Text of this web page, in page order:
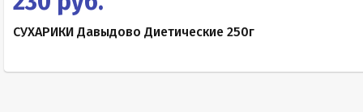
СУХАРИКИ Давыдово Диетические 250г